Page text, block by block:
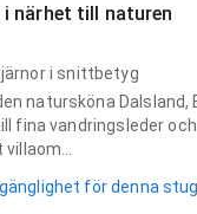
närhet till naturen
i snittbetyg
natursköna Dalsland,
fina vandringsleder
för denna